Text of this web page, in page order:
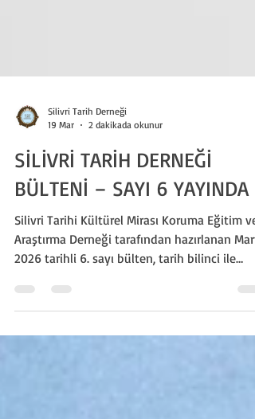
19 Mar
2 dakikada okunur
SİLİVRİ TARİH DERNEĞİ
BÜLTENİ – SAYI 6 YAYINDA
Silivri Tarihi Kültürel Mirası Koruma Eğitim ve
2026 tarihli 6. sayı bülten, tarih bilinci ile
toplumsal farkındalığı bir araya getiren güçlü
bir içerikle okurlarıyla buluşuyor.